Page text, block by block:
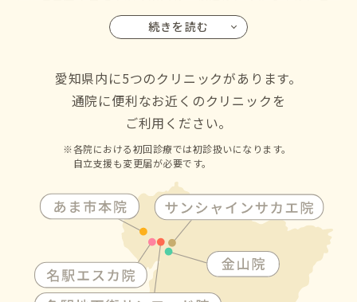
鉄バス・名古屋市営バスも名古屋駅に乗り入れているので、
名古屋市の千種区・東区・北区・西区・中村区・中区・昭
区・名東区・天白区にお住いの方からも通院して頂けます
続きを読む
愛知県内に5つのクリニックがあります。
通院に便利なお近くのクリニックを
ご利用ください。
各院における初回診療では初診扱いになります。
自立支援も変更届が必要です。